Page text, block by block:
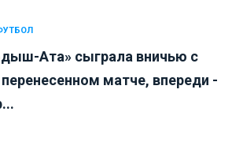
Ата» сыграла вничью с
матче, впереди -